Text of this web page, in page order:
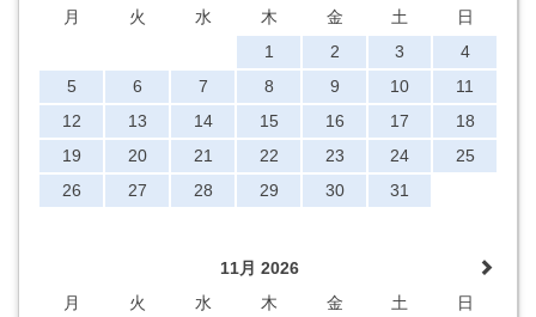
月
火 水 木 金 土
日
1
2 3
4
5
6 7 8 9 10
11
12
13 14 15 16 17
18
19
20 21 22 23 24
25
26
27 28 29 30 31
11月 2026
月
火 水 木 金 土
日